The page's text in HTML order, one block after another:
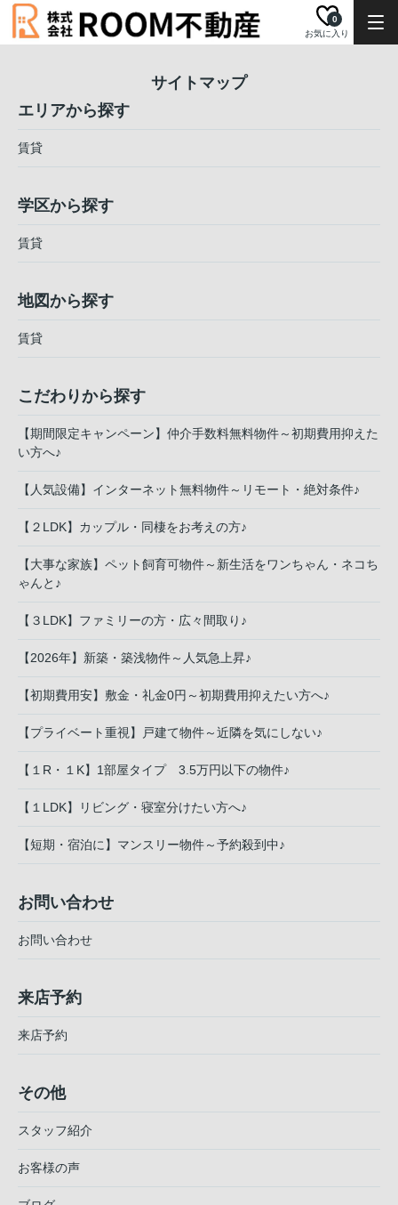
お気に入り
0
サイトマップ
エリアから探す
賃貸
学区から探す
賃貸
地図から探す
賃貸
こだわりから探す
【期間限定キャンペーン】仲介手数料無料物件～初期費用抑えた
い方へ♪
【人気設備】インターネット無料物件～リモート・絶対条件♪
【２LDK】カップル・同棲をお考えの方♪
【大事な家族】ペット飼育可物件～新生活をワンちゃん・ネコち
ゃんと♪
【３LDK】ファミリーの方・広々間取り♪
【2026年】新築・築浅物件～人気急上昇♪
【初期費用安】敷金・礼金0円～初期費用抑えたい方へ♪
【プライベート重視】戸建て物件～近隣を気にしない♪
【１R・１K】1部屋タイプ 3.5万円以下の物件♪
【１LDK】リビング・寝室分けたい方へ♪
【短期・宿泊に】マンスリー物件～予約殺到中♪
お問い合わせ
お問い合わせ
来店予約
来店予約
その他
スタッフ紹介
お客様の声